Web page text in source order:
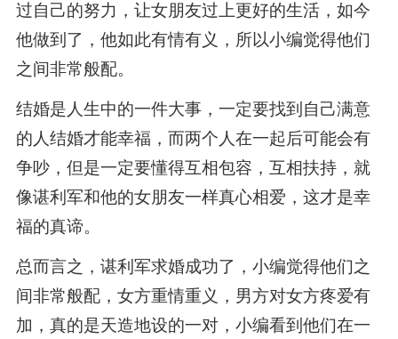
过自己的努力，让女朋友过上更好的生活，如今
他做到了，他如此有情有义，所以小编觉得他们
之间非常般配。
结婚是人生中的一件大事，一定要找到自己满意
的人结婚才能幸福，而两个人在一起后可能会有
争吵，但是一定要懂得互相包容，互相扶持，就
像谌利军和他的女朋友一样真心相爱，这才是幸
福的真谛。
总而言之，谌利军求婚成功了，小编觉得他们之
间非常般配，女方重情重义，男方对女方疼爱有
加，真的是天造地设的一对，小编看到他们在一